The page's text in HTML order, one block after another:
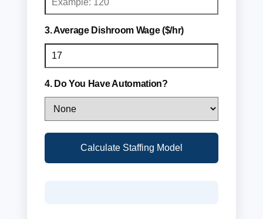
3. Average Dishroom Wage ($/hr)
4. Do You Have Automation?
Calculate Staffing Model